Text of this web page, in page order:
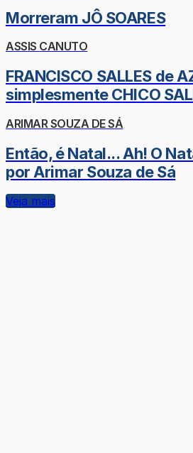
Morreram JÔ SOARES
ASSIS CANUTO
FRANCISCO SALLES de
simplesmente CHICO
ARIMAR SOUZA DE SÁ
Então, é Natal... Ah! O
por Arimar Souza de Sá
Veja mais